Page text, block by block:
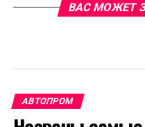
ВАС МОЖЕТ
АВТОПРОМ